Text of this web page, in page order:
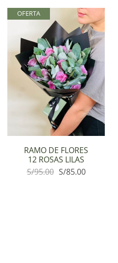
OFERTA
RAMO DE FLORES
12 ROSAS LILAS
S/95.00 S/85.00